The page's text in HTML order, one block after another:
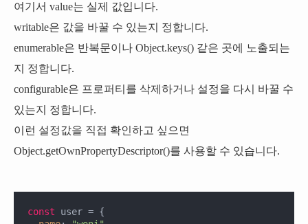
여기서 value는 실제 값입니다.
writable은 값을 바꿀 수 있는지 정합니다.
enumerable은 반복문이나 Object.keys() 같은 곳에 노출되는
지 정합니다.
configurable은 프로퍼티를 삭제하거나 설정을 다시 바꿀 수
있는지 정합니다.
이런 설정값을 직접 확인하고 싶으면
Object.getOwnPropertyDescriptor()를 사용할 수 있습니다.
const user = {